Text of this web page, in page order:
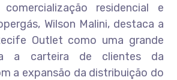
residencial e
Wilson Malini, destaca a
Outlet como uma grande
a carteira de clientes da
a expansão da distribuição do